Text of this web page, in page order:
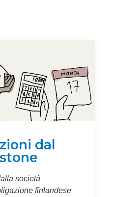
dal
società
finlandese